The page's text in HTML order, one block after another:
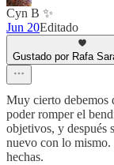
Cyn B ✨️
Jun 20Editado
Gustado por Rafa
Muy cierto debemos
poder romper el
objetivos, y después
nuevo con lo mismo.
hechas.